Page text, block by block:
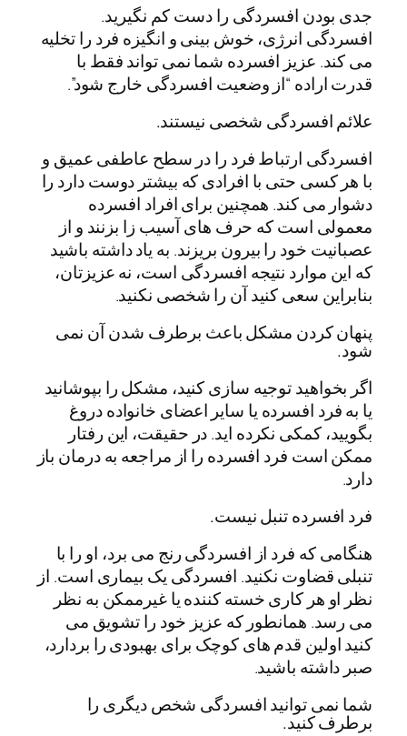
جدی بودن افسردگی را دست کم نگیرید.
افسردگی انرژی، خوش بینی و انگیزه فرد را تخلیه
می کند. عزیز افسرده شما نمی تواند فقط با
قدرت اراده “از وضعیت افسردگی خارج شود”.
علائم افسردگی شخصی نیستند.
افسردگی ارتباط فرد را در سطح عاطفی عمیق و
با هر کسی حتی با افرادی که بیشتر دوست دارد را
دشوار می کند. همچنین برای افراد افسرده
معمولی است که حرف های آسیب زا بزنند و از
عصبانیت خود را بیرون بریزند. به یاد داشته باشید
که این موارد نتیجه افسردگی است، نه عزیزتان،
بنابراین سعی کنید آن را شخصی نکنید.
پنهان کردن مشکل باعث برطرف شدن آن نمی
شود.
اگر بخواهید توجیه سازی کنید، مشکل را بپوشانید
یا به فرد افسرده یا سایر اعضای خانواده دروغ
بگویید، کمکی نکرده اید. در حقیقت، این رفتار
ممکن است فرد افسرده را از مراجعه به درمان باز
دارد.
فرد افسرده تنبل نیست.
هنگامی که فرد از افسردگی رنج می برد، او را با
تنبلی قضاوت نکنید. افسردگی یک بیماری است. از
نظر او هر کاری خسته کننده یا غیرممکن به نظر
می رسد. همانطور که عزیز خود را تشویق می
کنید اولین قدم های کوچک برای بهبودی را بردارد،
صبر داشته باشید.
شما نمی توانید افسردگی شخص دیگری را
برطرف کنید.